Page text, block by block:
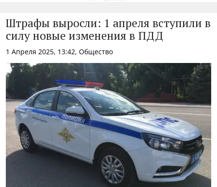
Штрафы выросли: 1 апреля вступили в
силу новые изменения в ПДД
1 Апреля 2025, 13:42, Общество